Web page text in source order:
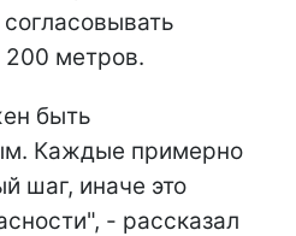
метров.
быть
Каждые примерно
шаг, иначе это
- рассказал